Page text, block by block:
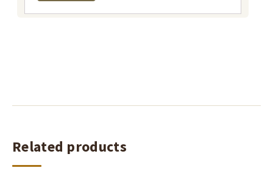
Related products